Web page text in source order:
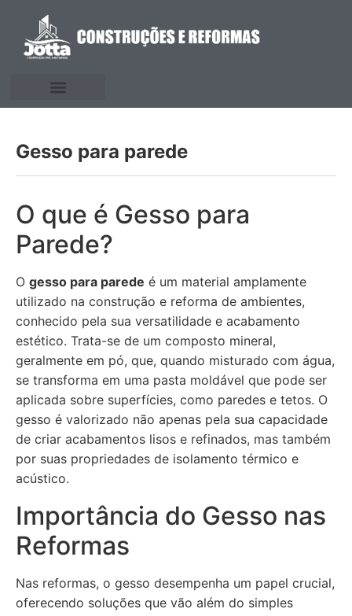
Gesso para parede
O que é Gesso para
Parede?
O gesso para parede é um material amplamente
utilizado na construção e reforma de ambientes,
conhecido pela sua versatilidade e acabamento
estético. Trata-se de um composto mineral,
geralmente em pó, que, quando misturado com água,
se transforma em uma pasta moldável que pode ser
aplicada sobre superfícies, como paredes e tetos. O
gesso é valorizado não apenas pela sua capacidade
de criar acabamentos lisos e refinados, mas também
por suas propriedades de isolamento térmico e
acústico.
Importância do Gesso nas
Reformas
Nas reformas, o gesso desempenha um papel crucial,
oferecendo soluções que vão além do simples